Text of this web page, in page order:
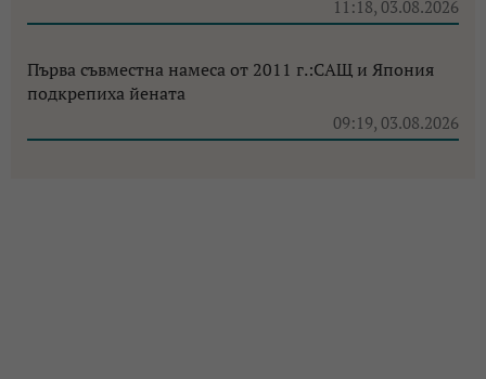
11:18, 03.08.2026
Първа съвместна намеса от 2011 г.:САЩ и Япония
подкрепиха йената
09:19, 03.08.2026